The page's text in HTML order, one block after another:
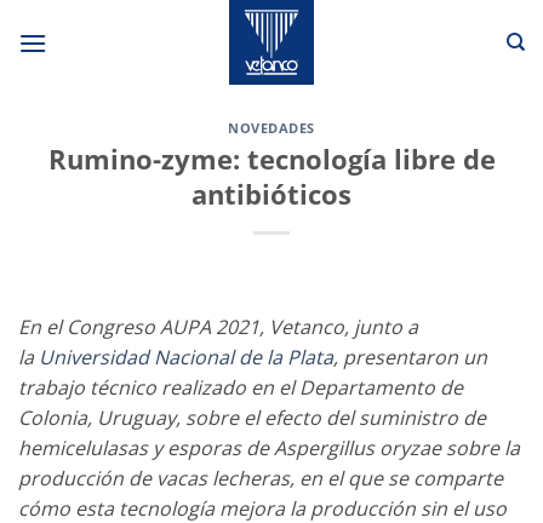
NOVEDADES
Rumino-zyme: tecnología libre de
antibióticos
En el Congreso AUPA 2021, Vetanco, junto a
la Universidad Nacional de la Plata, presentaron un
trabajo técnico realizado en el Departamento de
Colonia, Uruguay, sobre el efecto del suministro de
hemicelulasas y esporas de Aspergillus oryzae sobre la
producción de vacas lecheras, en el que se comparte
cómo esta tecnología mejora la producción sin el uso